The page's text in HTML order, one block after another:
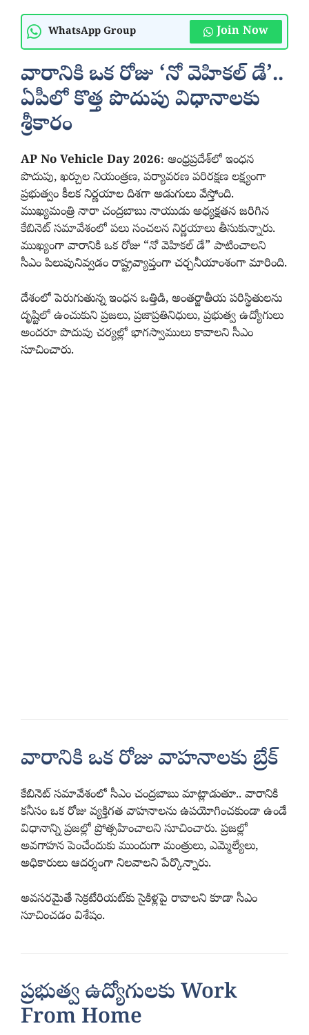
WhatsApp Group Join Now
వారానికి ఒక రోజు ‘నో వెహికల్ డే’..
ఏపీలో కొత్త పొదుపు విధానాలకు
శ్రీకారం
AP No Vehicle Day 2026: ఆంధ్రప్రదేశ్‌లో ఇంధన
పొదుపు, ఖర్చుల నియంత్రణ, పర్యావరణ పరిరక్షణ లక్ష్యంగా
ప్రభుత్వం కీలక నిర్ణయాల దిశగా అడుగులు వేస్తోంది.
ముఖ్యమంత్రి నారా చంద్రబాబు నాయుడు అధ్యక్షతన జరిగిన
కేబినెట్ సమావేశంలో పలు సంచలన నిర్ణయాలు తీసుకున్నారు.
ముఖ్యంగా వారానికి ఒక రోజు “నో వెహికల్ డే” పాటించాలని
సీఎం పిలుపునివ్వడం రాష్ట్రవ్యాప్తంగా చర్చనీయాంశంగా మారింది.
దేశంలో పెరుగుతున్న ఇంధన ఒత్తిడి, అంతర్జాతీయ పరిస్థితులను
దృష్టిలో ఉంచుకుని ప్రజలు, ప్రజాప్రతినిధులు, ప్రభుత్వ ఉద్యోగులు
అందరూ పొదుపు చర్యల్లో భాగస్వాములు కావాలని సీఎం
సూచించారు.
వారానికి ఒక రోజు వాహనాలకు బ్రేక్
కేబినెట్ సమావేశంలో సీఎం చంద్రబాబు మాట్లాడుతూ.. వారానికి
కనీసం ఒక రోజు వ్యక్తిగత వాహనాలను ఉపయోగించకుండా ఉండే
విధానాన్ని ప్రజల్లో ప్రోత్సహించాలని సూచించారు. ప్రజల్లో
అవగాహన పెంచేందుకు ముందుగా మంత్రులు, ఎమ్మెల్యేలు,
అధికారులు ఆదర్శంగా నిలవాలని పేర్కొన్నారు.
అవసరమైతే సెక్రటేరియట్‌కు సైకిళ్లపై రావాలని కూడా సీఎం
సూచించడం విశేషం.
ప్రభుత్వ ఉద్యోగులకు Work
From Home